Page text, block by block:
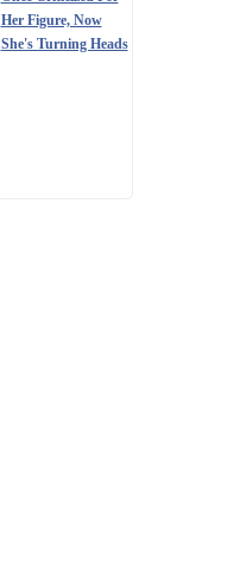
Her Figure, Now
She's Turning Heads